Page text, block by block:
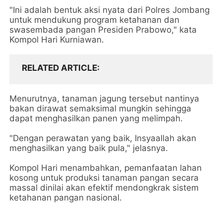
"Ini adalah bentuk aksi nyata dari Polres Jombang
untuk mendukung program ketahanan dan
swasembada pangan Presiden Prabowo," kata
Kompol Hari Kurniawan.
RELATED ARTICLE
Menurutnya, tanaman jagung tersebut nantinya
bakan dirawat semaksimal mungkin sehingga
dapat menghasilkan panen yang melimpah.
"Dengan perawatan yang baik, Insyaallah akan
menghasilkan yang baik pula," jelasnya.
Kompol Hari menambahkan, pemanfaatan lahan
kosong untuk produksi tanaman pangan secara
massal dinilai akan efektif mendongkrak sistem
ketahanan pangan nasional.